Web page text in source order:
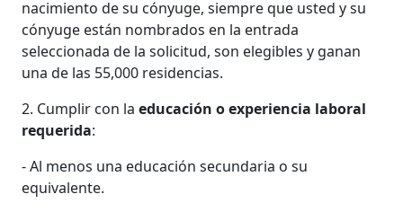
nacimiento de su cónyuge, siempre que usted y su
cónyuge están nombrados en la entrada
seleccionada de la solicitud, son elegibles y ganan
una de las 55,000 residencias.
2. Cumplir con laeducación o experiencia laboral
requerida:
- Al menos una educación secundaria o su
equivalente.